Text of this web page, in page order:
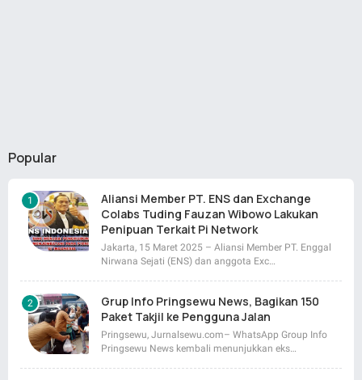
Popular
Aliansi Member PT. ENS dan Exchange
Colabs Tuding Fauzan Wibowo Lakukan
Penipuan Terkait Pi Network
Jakarta, 15 Maret 2025 – Aliansi Member PT. Enggal
Nirwana Sejati (ENS) dan anggota Exc…
Grup Info Pringsewu News, Bagikan 150
Paket Takjil ke Pengguna Jalan
Pringsewu, Jurnalsewu.com– WhatsApp Group Info
Pringsewu News kembali menunjukkan eks…